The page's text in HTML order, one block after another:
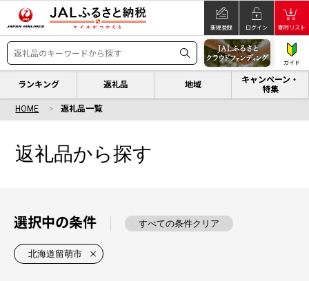
新規登録 ログイン 寄附リスト
ガイド
ランキング 返礼品 地域
キャンペーン・
特集
HOME 返礼品一覧
返礼品から探す
選択中の条件 すべての条件クリア
北海道留萌市